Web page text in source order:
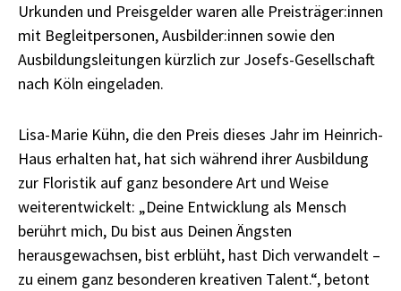
Urkunden und Preisgelder waren alle Preisträger:innen
mit Begleitpersonen, Ausbilder:innen sowie den
Ausbildungsleitungen kürzlich zur Josefs-Gesellschaft
nach Köln eingeladen.
Lisa-Marie Kühn, die den Preis dieses Jahr im Heinrich-
Haus erhalten hat, hat sich während ihrer Ausbildung
zur Floristik auf ganz besondere Art und Weise
weiterentwickelt: „Deine Entwicklung als Mensch
berührt mich, Du bist aus Deinen Ängsten
herausgewachsen, bist erblüht, hast Dich verwandelt –
zu einem ganz besonderen kreativen Talent.“, betont